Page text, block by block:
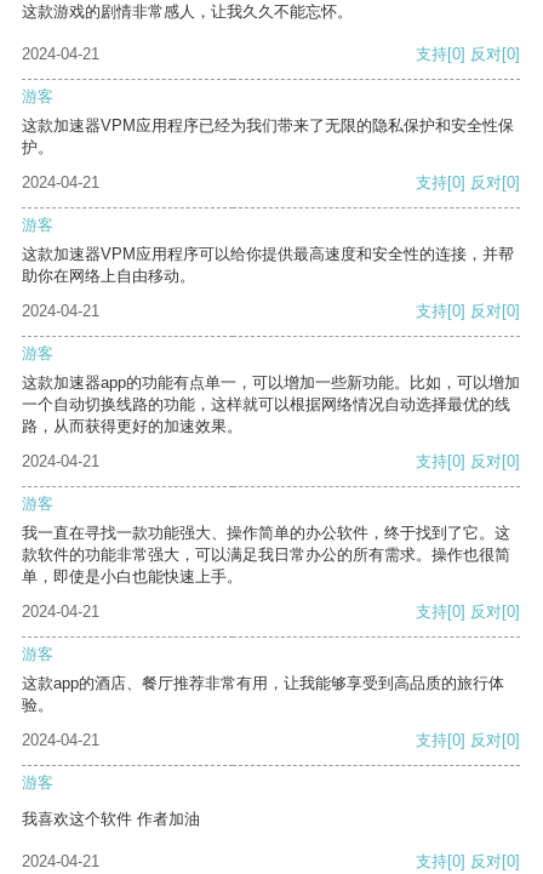
这款游戏的剧情非常感人，让我久久不能忘怀。
2024-04-21 支持[0] 反对[0]
游客
这款加速器VPM应用程序已经为我们带来了无限的隐私保护和安全性保
护。
2024-04-21
支持[0] 反对[0]
游客
这款加速器VPM应用程序可以给你提供最高速度和安全性的连接，并帮
助你在网络上自由移动。
2024-04-21
支持[0] 反对[0]
游客
这款加速器app的功能有点单一，可以增加一些新功能。比如，可以增加
一个自动切换线路的功能，这样就可以根据网络情况自动选择最优的线
路，从而获得更好的加速效果。
2024-04-21
支持[0] 反对[0]
游客
我一直在寻找一款功能强大、操作简单的办公软件，终于找到了它。这
款软件的功能非常强大，可以满足我日常办公的所有需求。操作也很简
单，即使是小白也能快速上手。
2024-04-21
支持[0] 反对[0]
游客
这款app的酒店、餐厅推荐非常有用，让我能够享受到高品质的旅行体
验。
2024-04-21
支持[0] 反对[0]
游客
我喜欢这个软件 作者加油
2024-04-21 支持[0] 反对[0]